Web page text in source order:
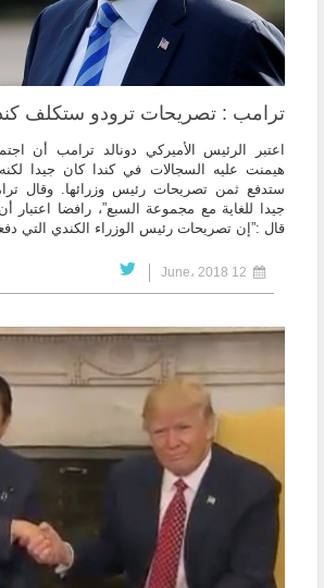
ترامب : تصريحات ترودو ستكلف كندا
اعتبر الرئيس الأميركي دونالد ترامب أن
هيمنت عليه السجالات في كندا كان جيدا
ستدفع ثمن تصريحات رئيس وزرائها. وقال
جيدا للغاية مع مجموعة السبع”، رافضا اعتبار
قال :”إن تصريحات رئيس الوزراء الكندي التي